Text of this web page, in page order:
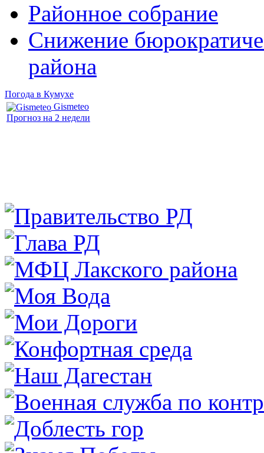
Районное собрание
Снижение
района
Погода в Кумухе
Gismeteo
Прогноз на 2 недели